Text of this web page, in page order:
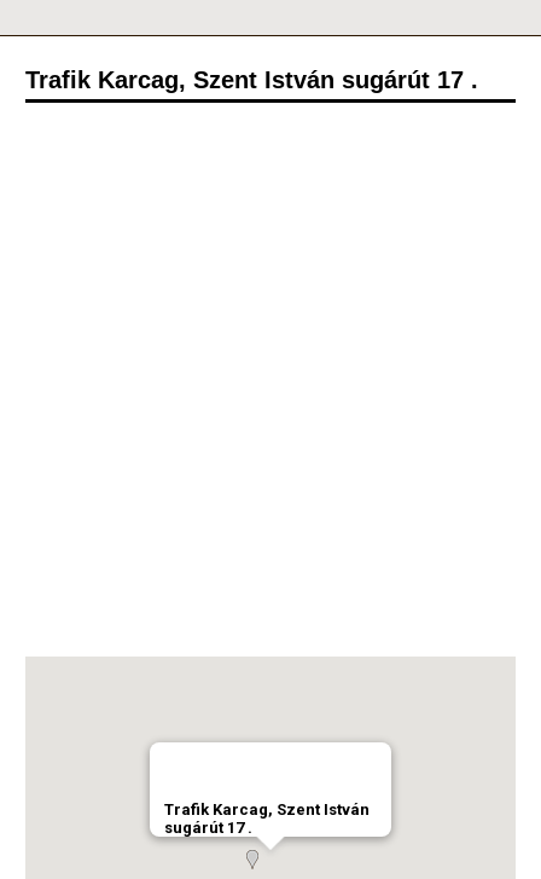
Trafik Karcag, Szent István sugárút 17 .
Trafik Karcag, Szent István
sugárút 17 .